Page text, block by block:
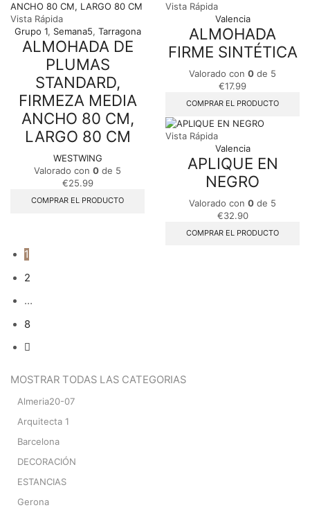
Vista Rápida
Grupo 1, Semana5, Tarragona
ALMOHADA DE
PLUMAS
STANDARD,
FIRMEZA MEDIA
ANCHO 80 CM,
LARGO 80 CM
WESTWING
Valorado con 0 de 5
€25.99
COMPRAR EL PRODUCTO
Vista Rápida
Valencia
ALMOHADA
FIRME SINTÉTICA
Valorado con 0 de 5
€17.99
COMPRAR EL PRODUCTO
Vista Rápida
Valencia
APLIQUE EN
NEGRO
Valorado con 0 de 5
€32.90
COMPRAR EL PRODUCTO
1
2
…
8
MOSTRAR TODAS LAS CATEGORIAS
Almeria20-07
Arquitecta 1
Barcelona
DECORACIÓN
ESTANCIAS
Gerona